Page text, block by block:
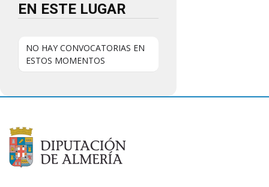
EN ESTE LUGAR
NO HAY CONVOCATORIAS EN
ESTOS MOMENTOS